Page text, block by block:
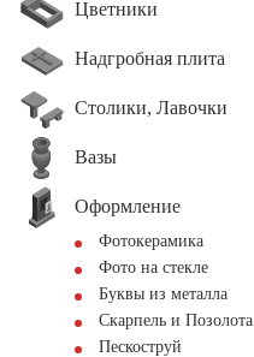
Цветники
Надгробная плита
Столики, Лавочки
Вазы
Оформление
Фотокерамика
Фото на стекле
Буквы из металла
Скарпель и Позолота
Пескоструй